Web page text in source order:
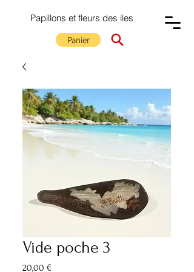
Papillons et fleurs des iles
Panier
Vide poche 3
20,00 €